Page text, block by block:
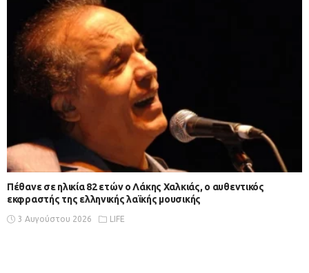
Πέθανε σε ηλικία 82 ετών ο Λάκης Χαλκιάς, ο αυθεντικός
εκφραστής της ελληνικής λαϊκής μουσικής
3 Αυγούστου 2026 LIFE